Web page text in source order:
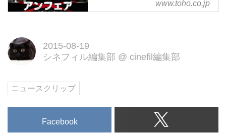
AKIRA（EXILE）、監督と脚本を
www.toho.co.jp
2015-08-19
シネフィル編集部 @ cinefil編集部
ニュースクリップ
Facebook